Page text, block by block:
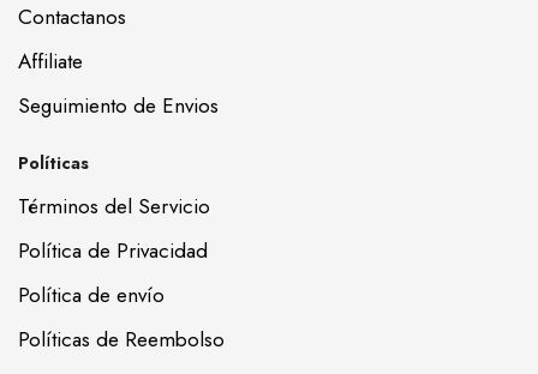
Contactanos
Affiliate
Seguimiento de Envios
Políticas
Términos del Servicio
Política de Privacidad
Política de envío
Políticas de Reembolso